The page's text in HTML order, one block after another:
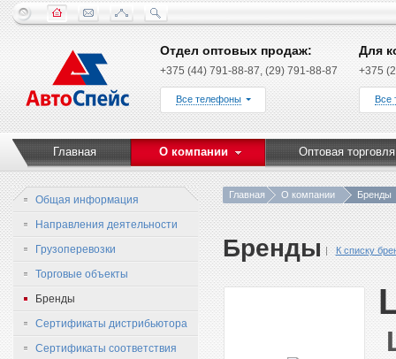
Отдел оптовых продаж:
+375 (44) 791-88-87, (29) 791-88-87
Все телефоны
Для
+375
Все
Главная О компании Оптовая торговля
Общая информация
Направления деятельности
Грузоперевозки
Торговые объекты
Бренды
Сертификаты дистрибьютора
Сертификаты соответствия
Главная О компании Бренды
Бренды К списку